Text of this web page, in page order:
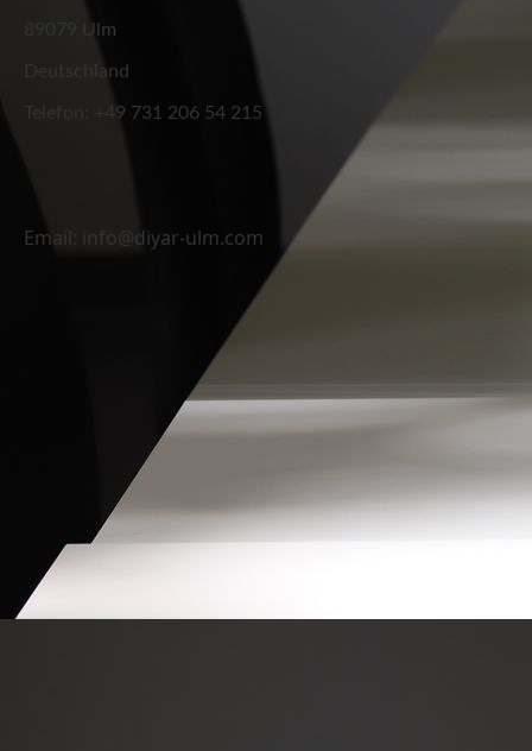
89079 Ulm
Deutschland
Telefon: +49 731 206 54 215
Email: info@diyar-ulm.com